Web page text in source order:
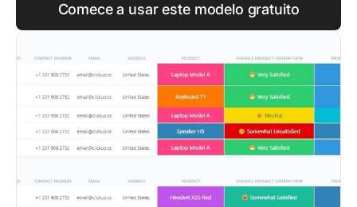
Comece a usar este modelo gratuito